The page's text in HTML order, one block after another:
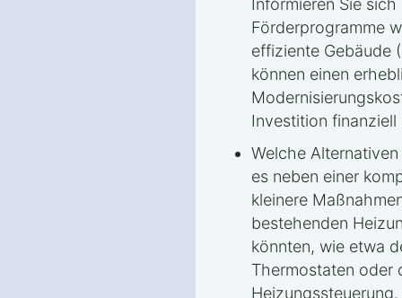
Informieren Sie
Förderprogramme
effiziente Gebäude
können einen
Investition finanziell
Welche
es neben einer
kleinere
bestehenden
könnten, wie etwa
Thermostaten oder
Heizungssteuerung.